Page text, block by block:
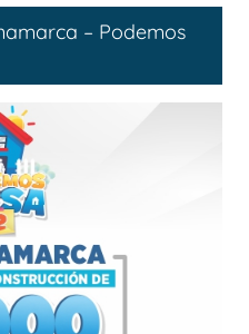
– Podemos